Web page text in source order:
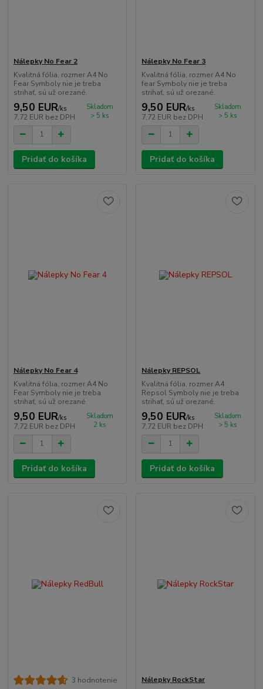
Nálepky No Fear 2
Kvalitná fólia, rozmer A4 No
Fear Symboly nie je treba
strihať, sú už orezané.
9,50 EUR/ks
7,72 EUR bez DPH
Skladom
> 5 ks
Pridať do košíka
Nálepky No Fear 3
Kvalitná fólia, rozmer A4 No
fear Symboly nie je treba
strihať, sú už orezané.
9,50 EUR/ks
7,72 EUR bez DPH
Skladom
> 5 ks
Pridať do košíka
Nálepky No Fear 4
Kvalitná fólia, rozmer A4 No
Fear Symboly nie je treba
strihať, sú už orezané.
9,50 EUR/ks
7,72 EUR bez DPH
Skladom
2 ks
Pridať do košíka
Nálepky REPSOL
Kvalitná fólia, rozmer A4
Repsol Symboly nie je treba
strihať, sú už orezané.
9,50 EUR/ks
7,72 EUR bez DPH
Skladom
> 5 ks
Pridať do košíka
3 hodnotenie
Nálepky RockStar